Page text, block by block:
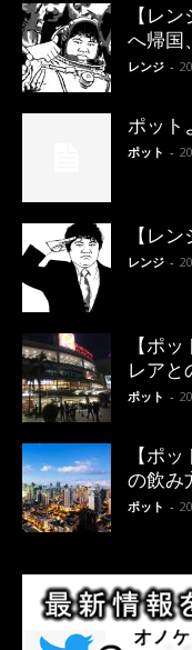
【レ
へ帰国
レンジ -
ポット
ポット -
【レ
レンジ -
【ポ
レアと
ポット -
【ポ
の飲み
ポット -